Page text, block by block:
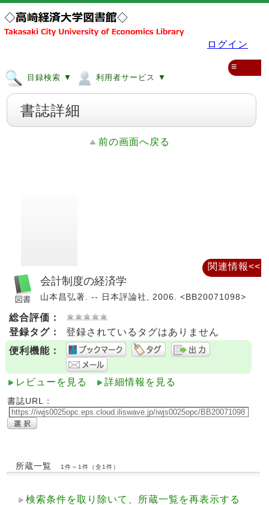
ログイン
目録検索 ▼ 利用者サービス ▼
≡
書誌詳細
前の画面へ戻る
会計制度の経済学
山本昌弘著. -- 日本評論社, 2006. <BB20071098>
総合評価：
登録タグ：
登録されているタグはありません
便利機能：
レビューを見る 詳細情報を見る
書誌URL：
所蔵一覧 1件～1件（全1件）
検索条件を取り除いて、所蔵一覧を再表示する
関連情報<<